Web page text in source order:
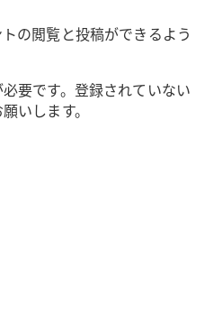
の閲覧と投稿ができるよう
要です。登録されていない
いします。